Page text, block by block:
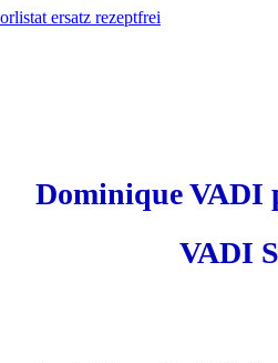
orlistat ersatz rezeptfrei
Dominique VADI
VADI